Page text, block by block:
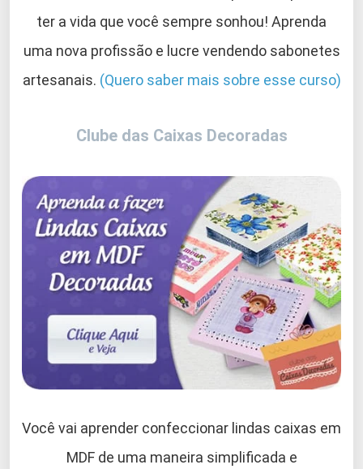
ter a vida que você sempre sonhou! Aprenda
uma nova profissão e lucre vendendo sabonetes
artesanais. (Quero saber mais sobre esse curso)
Clube das Caixas Decoradas
Você vai aprender confeccionar lindas caixas em
MDF de uma maneira simplificada e